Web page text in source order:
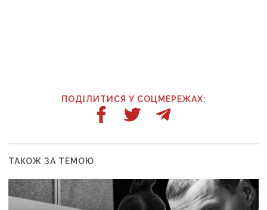
ПОДІЛИТИСЯ У СОЦМЕРЕЖАХ:
ТАКОЖ ЗА ТЕМОЮ